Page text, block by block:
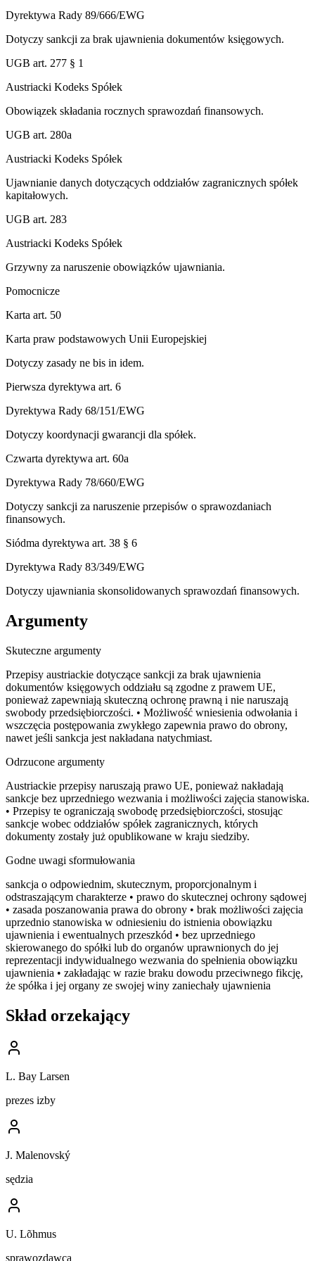
Dyrektywa Rady 89/666/EWG
Dotyczy sankcji za brak ujawnienia dokumentów księgowych.
UGB art. 277 § 1
Austriacki Kodeks Spółek
Obowiązek składania rocznych sprawozdań finansowych.
UGB art. 280a
Austriacki Kodeks Spółek
Ujawnianie danych dotyczących oddziałów zagranicznych spółek
kapitałowych.
UGB art. 283
Austriacki Kodeks Spółek
Grzywny za naruszenie obowiązków ujawniania.
Pomocnicze
Karta art. 50
Karta praw podstawowych Unii Europejskiej
Dotyczy zasady ne bis in idem.
Pierwsza dyrektywa art. 6
Dyrektywa Rady 68/151/EWG
Dotyczy koordynacji gwarancji dla spółek.
Czwarta dyrektywa art. 60a
Dyrektywa Rady 78/660/EWG
Dotyczy sankcji za naruszenie przepisów o sprawozdaniach
finansowych.
Siódma dyrektywa art. 38 § 6
Dyrektywa Rady 83/349/EWG
Dotyczy ujawniania skonsolidowanych sprawozdań finansowych.
Argumenty
Skuteczne argumenty
Przepisy austriackie dotyczące sankcji za brak ujawnienia
dokumentów księgowych oddziału są zgodne z prawem UE,
ponieważ zapewniają skuteczną ochronę prawną i nie naruszają
swobody przedsiębiorczości. • Możliwość wniesienia odwołania i
wszczęcia postępowania zwykłego zapewnia prawo do obrony,
nawet jeśli sankcja jest nakładana natychmiast.
Odrzucone argumenty
Austriackie przepisy naruszają prawo UE, ponieważ nakładają
sankcje bez uprzedniego wezwania i możliwości zajęcia stanowiska.
• Przepisy te ograniczają swobodę przedsiębiorczości, stosując
sankcje wobec oddziałów spółek zagranicznych, których
dokumenty zostały już opublikowane w kraju siedziby.
Godne uwagi sformułowania
sankcja o odpowiednim, skutecznym, proporcjonalnym i
odstraszającym charakterze • prawo do skutecznej ochrony sądowej
• zasada poszanowania prawa do obrony • brak możliwości zajęcia
uprzednio stanowiska w odniesieniu do istnienia obowiązku
ujawnienia i ewentualnych przeszkód • bez uprzedniego
skierowanego do spółki lub do organów uprawnionych do jej
reprezentacji indywidualnego wezwania do spełnienia obowiązku
ujawnienia • zakładając w razie braku dowodu przeciwnego fikcję,
że spółka i jej organy ze swojej winy zaniechały ujawnienia
Skład orzekający
L. Bay Larsen
prezes izby
J. Malenovský
sędzia
U. Lõhmus
sprawozdawca